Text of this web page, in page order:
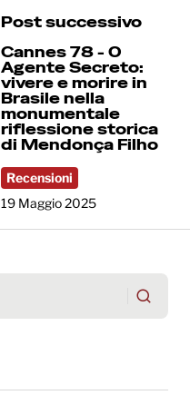
Post successivo
Cannes 78 - O
Agente Secreto:
vivere e morire in
Brasile nella
monumentale
riflessione storica
di Mendonça Filho
Recensioni
19 Maggio 2025